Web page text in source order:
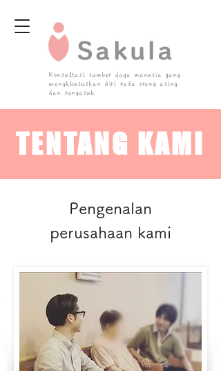
Konsultasi sumber daya manusia yang
mengkhususkan diri pada orang asing
dan pengasuh
TENTANG KAMI
​Pengenalan
perusahaan kami